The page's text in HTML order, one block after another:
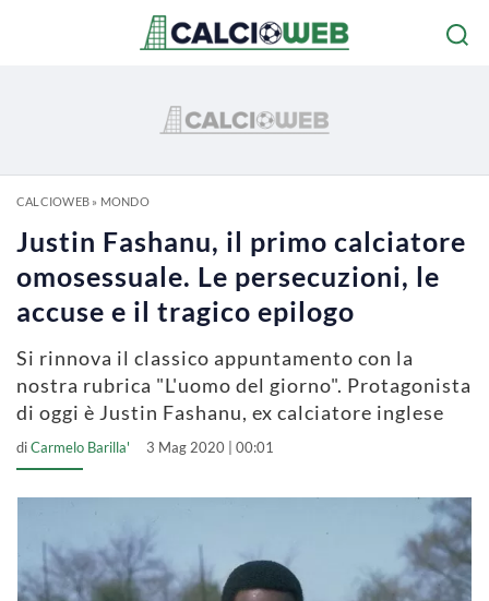
CALCIOWEB» MONDO
Justin Fashanu, il primo calciatore
omosessuale. Le persecuzioni, le
accuse e il tragico epilogo
Si rinnova il classico appuntamento con la
nostra rubrica "L'uomo del giorno". Protagonista
di oggi è Justin Fashanu, ex calciatore inglese
diCarmelo Barilla' 3 Mag 2020 | 00:01